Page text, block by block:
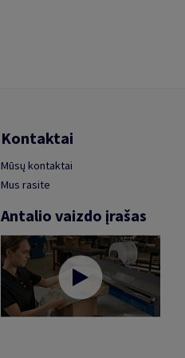
Kontaktai
Mūsų kontaktai
Mus rasite
Antalio vaizdo įrašas